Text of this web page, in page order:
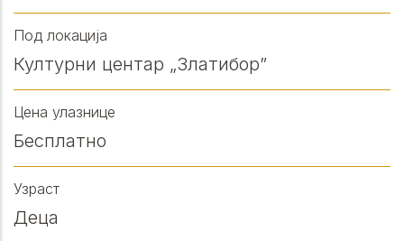
Под локација
Културни центар „Златибор”
Цена улазнице
Бесплатно
Узраст
Деца